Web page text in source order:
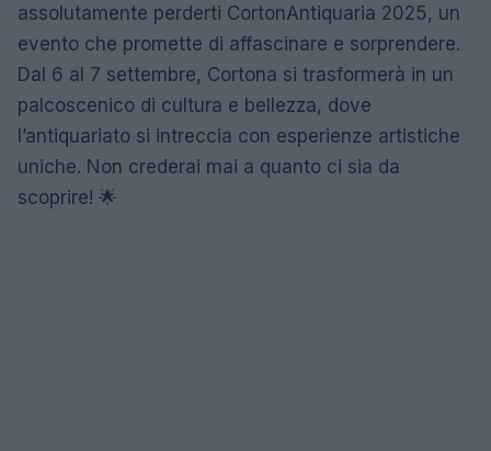
assolutamente perderti CortonAntiquaria 2025, un
evento che promette di affascinare e sorprendere.
Dal 6 al 7 settembre, Cortona si trasformerà in un
palcoscenico di cultura e bellezza, dove
l’antiquariato si intreccia con esperienze artistiche
uniche. Non crederai mai a quanto ci sia da
scoprire! 🌟